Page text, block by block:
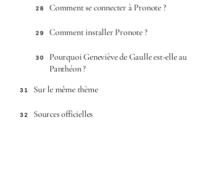
28 Comment se connecter à Pronote ?
29 Comment installer Pronote ?
30
Pourquoi Geneviève de Gaulle est-elle au
Panthéon ?
31 Sur le même thème
32 Sources officielles